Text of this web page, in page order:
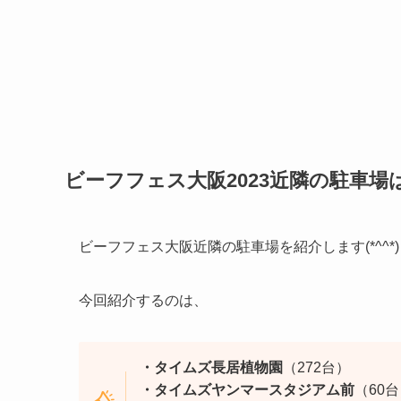
ビーフフェス大阪2023近隣の駐車場
ビーフフェス大阪近隣の駐車場を紹介します(*^^*)
今回紹介するのは、
・タイムズ長居植物園
（272台）
・タイムズヤンマースタジアム前 （60台